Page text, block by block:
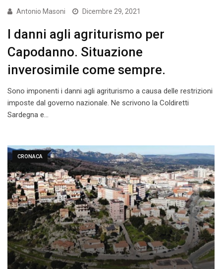
Antonio Masoni Dicembre 29, 2021
I danni agli agriturismo per
Capodanno. Situazione
inverosimile come sempre.
Sono imponenti i danni agli agriturismo a causa delle restrizioni
imposte dal governo nazionale. Ne scrivono la Coldiretti
Sardegna e…
CRONACA